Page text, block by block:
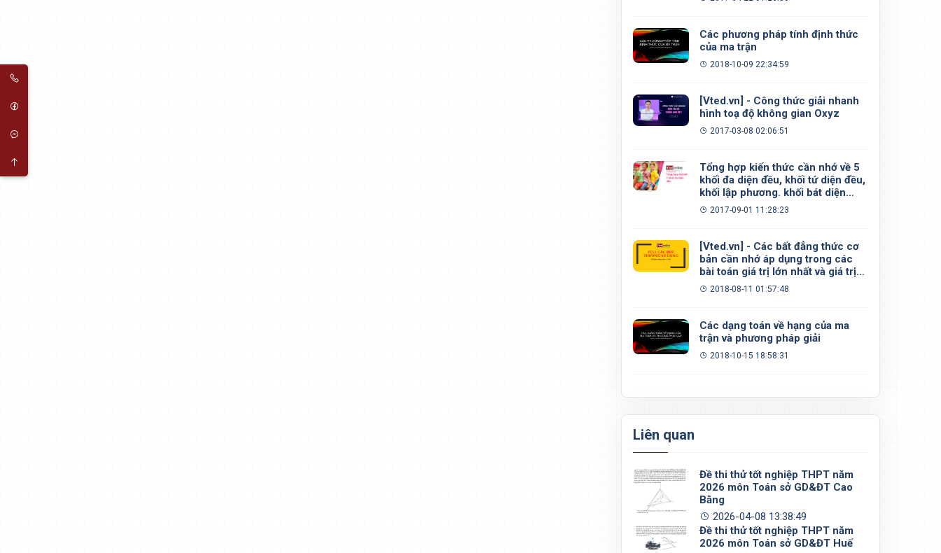
Các phương pháp tính định thức
của ma trận
2018-10-09 22:34:59
[Vted.vn] - Công thức giải nhanh
hình toạ độ không gian Oxyz
2017-03-08 02:06:51
Tổng hợp kiến thức cần nhớ về 5
khối đa diện đều, khối tứ diện đều,
khối lập phương. khối bát diện
đều, khối 12 mặt đều, khối 20 mặt
2017-09-01 11:28:23
[Vted.vn] - Các bất đẳng thức cơ
bản cần nhớ áp dụng trong các
bài toán giá trị lớn nhất và giá trị
nhỏ nhất
2018-08-11 01:57:48
Các dạng toán về hạng của ma
trận và phương pháp giải
2018-10-15 18:58:31
Liên quan
Đề thi thử tốt nghiệp THPT năm
2026 môn Toán sở GD&ĐT Cao
Bằng
2026-04-08 13:38:49
Đề thi thử tốt nghiệp THPT năm
2026 môn Toán sở GD&ĐT Huế